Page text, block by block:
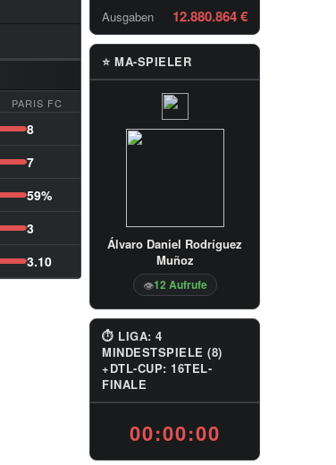
PARIS FC
8
7
59%
3
3.10
Ausgaben 12.880.864 €
⭐ MA-SPIELER
Álvaro Daniel Rodríguez
Muñoz
👁12 Aufrufe
⏱ LIGA: 4
MINDESTSPIELE (8)
+DTL-CUP: 16TEL-
FINALE
00:00:00